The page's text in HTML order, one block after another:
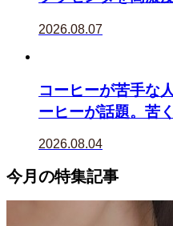
2026.08.07
コーヒーが苦手な
ーヒーが話題。苦
2026.08.04
今月の特集記事